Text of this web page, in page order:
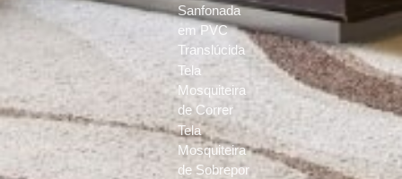
Sanfonada
em PVC
Translúcida
Tela
Mosquiteira
de Correr
Tela
Mosquiteira
de Sobrepor